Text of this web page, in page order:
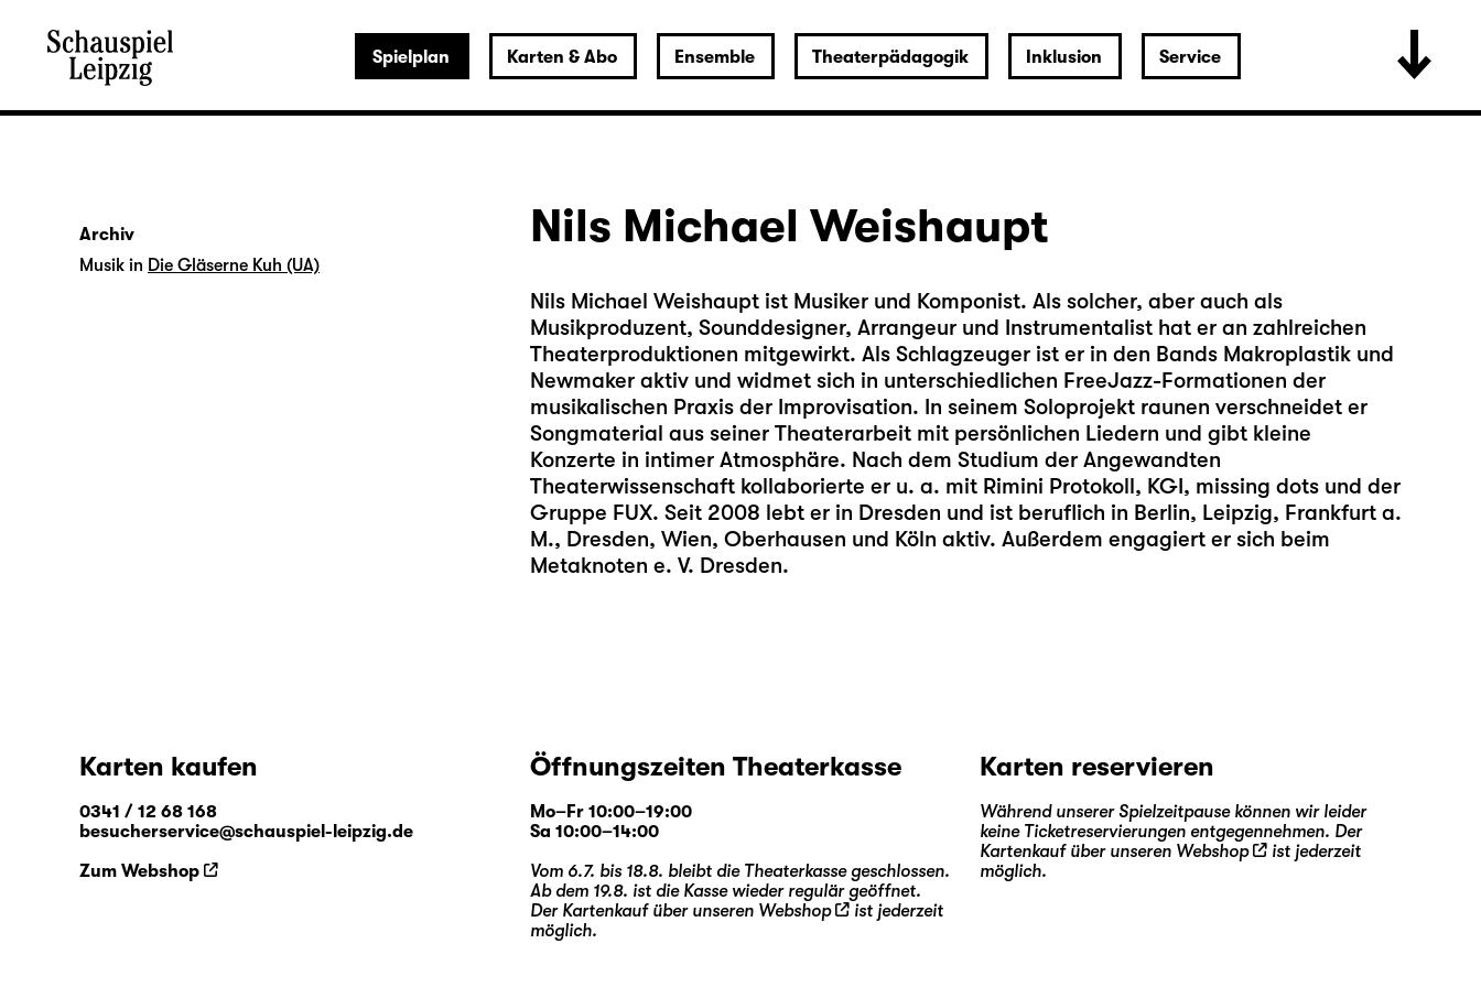
Spielplan Karten & Abo Ensemble Theaterpädagogik Inklusion Service
Nils Michael Weishaupt
Nils Michael Weishaupt ist Musiker und Komponist. Als solcher, aber auch als
Musikproduzent, Sounddesigner, Arrangeur und Instrumentalist hat er an zahlreichen
Theaterproduktionen mitgewirkt. Als Schlagzeuger ist er in den Bands Makroplastik und
Newmaker aktiv und widmet sich in unterschiedlichen FreeJazz-Formationen der
musikalischen Praxis der Improvisation. In seinem Soloprojekt raunen verschneidet er
Songmaterial aus seiner Theaterarbeit mit persönlichen Liedern und gibt kleine
Konzerte in intimer Atmosphäre. Nach dem Studium der Angewandten
Theaterwissenschaft kollaborierte er u. a. mit Rimini Protokoll, KGI, missing dots und der
Gruppe FUX. Seit 2008 lebt er in Dresden und ist beruflich in Berlin, Leipzig, Frankfurt a.
M., Dresden, Wien, Oberhausen und Köln aktiv. Außerdem engagiert er sich beim
Metaknoten e. V. Dresden.
Archiv
Musik in Die Gläserne Kuh (UA)
Karten kaufen
0341 / 12 68 168
besucherservice@schauspiel-leipzig.de
Zum Webshop
Öffnungszeiten Theaterkasse
Mo–Fr 10:00–19:00
Sa 10:00–14:00
Vom 6.7. bis 18.8. bleibt die Theaterkasse geschlossen.
Ab dem 19.8. ist die Kasse wieder regulär geöffnet.
Der Kartenkauf über unseren Webshop
ist jederzeit
möglich.
Karten reservieren
Während unserer Spielzeitpause können wir leider
keine Ticketreservierungen entgegennehmen. Der
Kartenkauf über unseren Webshop
ist jederzeit
möglich.